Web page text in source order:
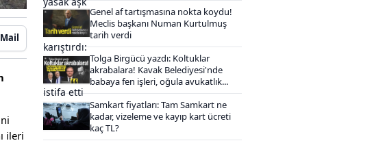
Mail
ileri
Genel af tartışmasına nokta koydu!
Meclis başkanı Numan Kurtulmuş
tarih verdi
Tolga Birgücü yazdı: Koltuklar
akrabalara! Kavak Belediyesi'nde
babaya fen işleri, oğula avukatlık...
Samkart fiyatları: Tam Samkart ne
kadar, vizeleme ve kayıp kart ücreti
kaç TL?